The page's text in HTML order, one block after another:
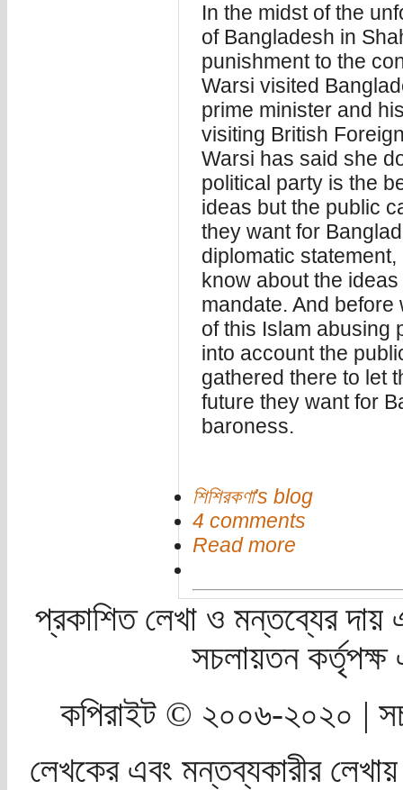
In the midst of the
of Bangladesh in
punishment to the
Warsi visited
prime minister and
visiting British
Warsi has said she
political party is the
ideas but the public
they want for
diplomatic
know about the
mandate. And
of this Islam abusing
into account the
gathered there to let
future they want for
baroness.
শিশিরকণা's blog
4 comments
Read more
প্রকাশিত লেখা ও মন্তব্যের দায়
সচলায়তন
কপিরাইট © ২০০৬-২০২০ |
লেখকের এবং মন্তব্যকারীর